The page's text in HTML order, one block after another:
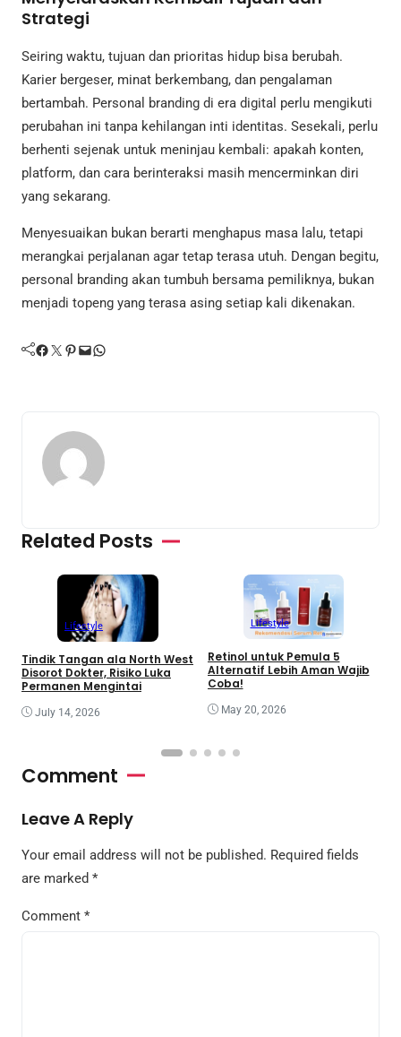
Strategi
Seiring waktu, tujuan dan prioritas hidup bisa berubah.
Karier bergeser, minat berkembang, dan pengalaman
bertambah. Personal branding di era digital perlu mengikuti
perubahan ini tanpa kehilangan inti identitas. Sesekali, perlu
berhenti sejenak untuk meninjau kembali: apakah konten,
platform, dan cara berinteraksi masih mencerminkan diri
yang sekarang.
Menyesuaikan bukan berarti menghapus masa lalu, tetapi
merangkai perjalanan agar tetap terasa utuh. Dengan begitu,
personal branding akan tumbuh bersama pemiliknya, bukan
menjadi topeng yang terasa asing setiap kali dikenakan.
Facebook Twitter Pinterest Mail WhatsApp
Related Posts
Lifestyle
Tindik Tangan ala North West
Disorot Dokter, Risiko Luka
Permanen Mengintai
July 14, 2026
Lifestyle
Retinol untuk Pemula 5
Alternatif Lebih Aman Wajib
Coba!
May 20, 2026
Comment
Leave A Reply
Your email address will not be published. Required fields
are marked *
Comment *